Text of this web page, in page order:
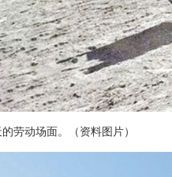
劳动场面。（资料图片）